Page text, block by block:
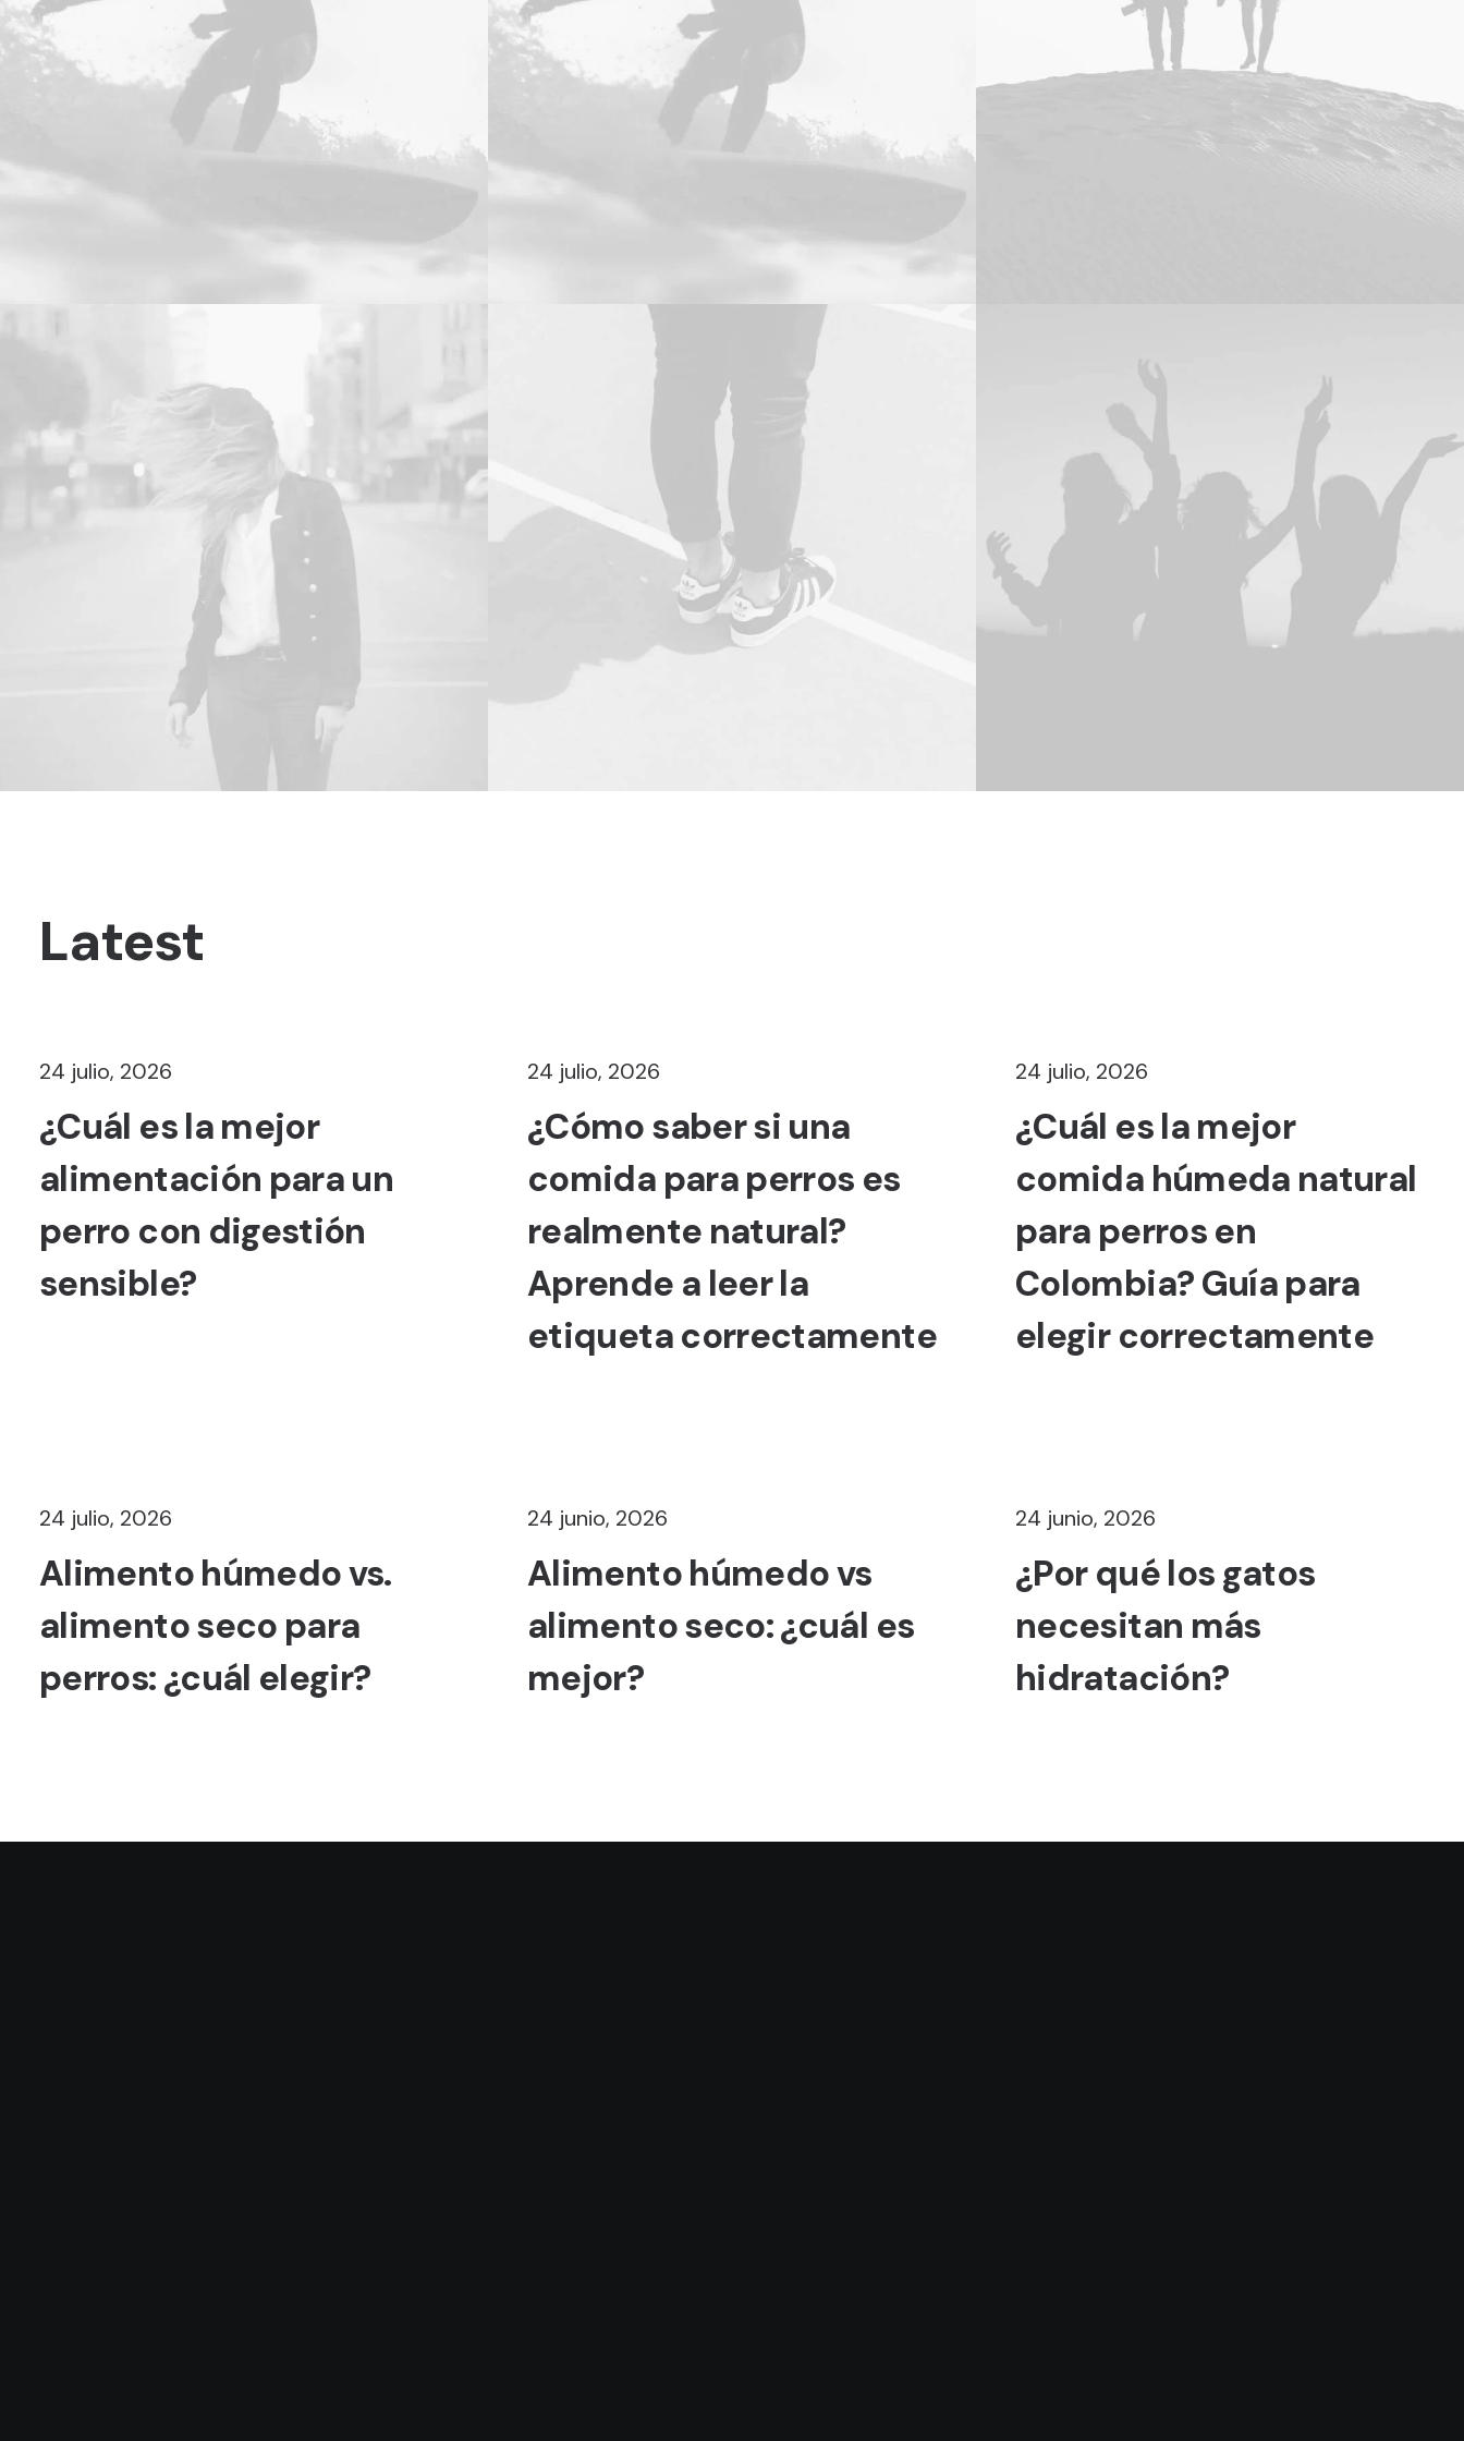
Latest
24 julio, 2026
¿Cuál es la mejor
alimentación para un
perro con digestión
sensible?
24 julio, 2026
¿Cómo saber si una
comida para perros es
realmente natural?
Aprende a leer la
etiqueta correctamente
24 julio, 2026
¿Cuál es la mejor
comida húmeda natural
para perros en
Colombia? Guía para
elegir correctamente
24 julio, 2026
Alimento húmedo vs.
alimento seco para
perros: ¿cuál elegir?
24 junio, 2026
Alimento húmedo vs
alimento seco: ¿cuál es
mejor?
24 junio, 2026
¿Por qué los gatos
necesitan más
hidratación?